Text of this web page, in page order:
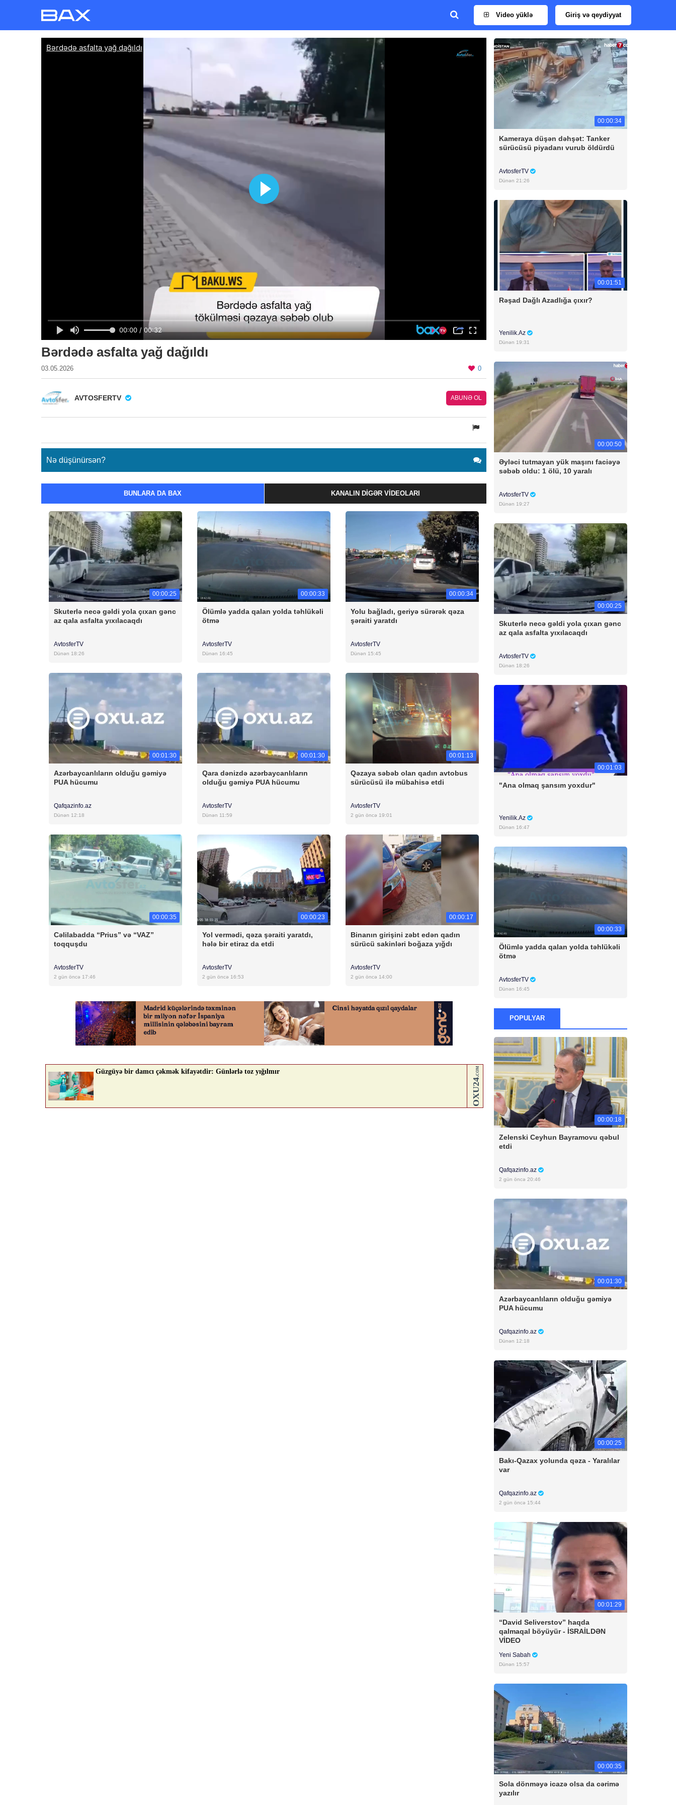
Video yüklə Giriş və qeydiyyat
Bərdədə asfalta yağ dağıldı
03.05.2026 0
AVTOSFERTV ABUNƏ OL
Nə düşünürsən?
BUNLARA DA BAX KANALIN DIGƏR VIDEOLARI
00:00:25
Skuterlə necə gəldi yola çıxan gənc
az qala asfalta yıxılacaqdı
AvtosferTV
Dünən 18:26
00:00:33
Ölümlə yadda qalan yolda təhlükəli
ötmə
AvtosferTV
Dünən 16:45
00:00:34
Yolu bağladı, geriyə sürərək qəza
şəraiti yaratdı
AvtosferTV
Dünən 15:45
00:01:30
Azərbaycanlıların olduğu gəmiyə
PUA hücumu
Qafqazinfo.az
Dünən 12:18
00:01:30
Qara dənizdə azərbaycanlıların
olduğu gəmiyə PUA hücumu
AvtosferTV
Dünən 11:59
00:01:13
Qəzaya səbəb olan qadın avtobus
sürücüsü ilə mübahisə etdi
AvtosferTV
2 gün öncə 19:01
00:00:35
Cəlilabadda “Prius” və “VAZ”
toqquşdu
AvtosferTV
2 gün öncə 17:46
00:00:23
Yol vermədi, qəza şəraiti yaratdı,
hələ bir etiraz da etdi
AvtosferTV
2 gün öncə 16:53
00:00:17
Binanın girişini zəbt edən qadın
sürücü sakinləri boğaza yığdı
AvtosferTV
2 gün öncə 14:00
00:00:34
Kameraya düşən dəhşət: Tanker
sürücüsü piyadanı vurub öldürdü
AvtosferTV
Dünən 21:26
00:01:51
Rəşad Dağlı Azadlığa çıxır?
Yenilik.Az
Dünən 19:31
00:00:50
Əyləci tutmayan yük maşını faciəyə
səbəb oldu: 1 ölü, 10 yaralı
AvtosferTV
Dünən 19:27
00:00:25
Skuterlə necə gəldi yola çıxan gənc
az qala asfalta yıxılacaqdı
AvtosferTV
Dünən 18:26
00:01:03
"Ana olmaq şansım yoxdur"
Yenilik.Az
Dünən 16:47
00:00:33
Ölümlə yadda qalan yolda təhlükəli
ötmə
AvtosferTV
Dünən 16:45
POPULYAR
00:00:18
Zelenski Ceyhun Bayramovu qəbul
etdi
Qafqazinfo.az
2 gün öncə 20:46
00:01:30
Azərbaycanlıların olduğu gəmiyə
PUA hücumu
Qafqazinfo.az
Dünən 12:18
00:00:25
Bakı-Qazax yolunda qəza - Yaralılar
var
Qafqazinfo.az
2 gün öncə 15:44
00:01:29
“David Seliverstov” haqda
qalmaqal böyüyür - İSRAİLDƏN
VİDEO
Yeni Sabah
Dünən 15:57
00:00:35
Sola dönməyə icazə olsa da cərimə
yazılır